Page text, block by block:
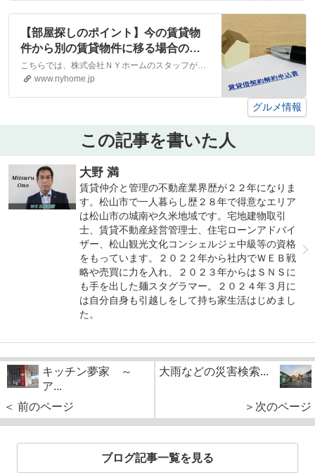
【部屋探しのポイント】今の賃貸物
件から別の賃貸物件に移る場合の注
意点｜【エイブルネットワーク】
(株)NYホーム 松山市・大洲市の賃
貸・不動産
こちらでは、株式会社ＮＹホームのスタッフが執筆したスタッフブログ記事、「【部屋探しのポイント】今の賃貸物件から別の賃貸物件に移る場合の注意点」をご紹介しております。他にも様々なテーマの記事がありますので、お住まい探しの合間にぜひご一読ください！
www.nyhome.jp
グルメ情報
この記事を書いた人
大野 満
賃貸仲介と管理の不動産業界歴が２２年になりま
す。松山市で一人暮らし歴２８年で得意なエリア
は松山市の城南や久米地域です。宅地建物取引
士、賃貸不動産経営管理士、住宅ローンアドバイ
ザー、松山観光文化コンシェルジェ中級等の資格
をもっています。２０２２年から社内でＷＥＢ戦
略や売買に力を入れ、２０２３年からはＳＮＳに
も手を出した麺スタグラマー。２０２４年３月に
は自分自身も引越しをして持ち家生活はじめまし
た。
キッチン夢家 ～
ア...
＜ 前のページ
大雨などの災害検索...
＞次のページ
ブログ記事一覧を見る